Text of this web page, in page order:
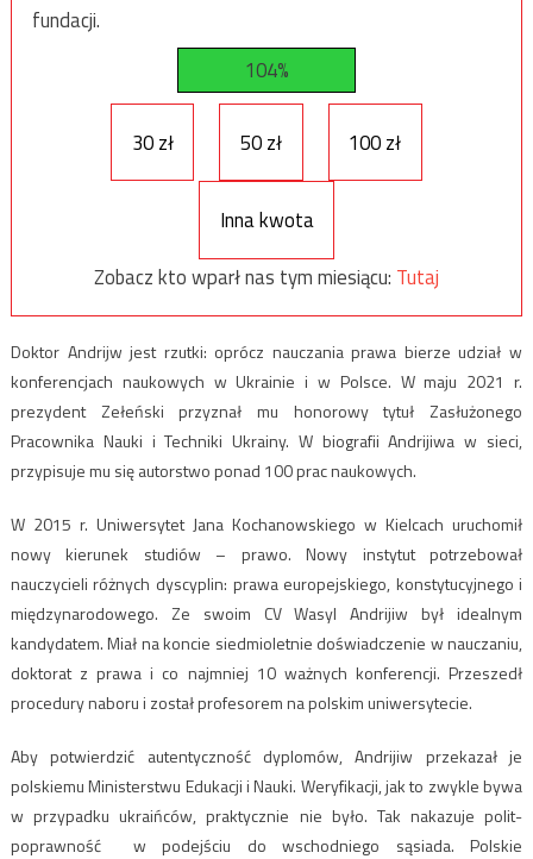
fundacji.
104%
30 zł 50 zł 100 zł
Inna kwota
Zobacz kto wparł nas tym miesiącu: Tutaj
Doktor Andrijw jest rzutki: oprócz nauczania prawa bierze udział w
konferencjach naukowych w Ukrainie i w Polsce. W maju 2021 r.
prezydent Zełeński przyznał mu honorowy tytuł Zasłużonego
Pracownika Nauki i Techniki Ukrainy. W biografii Andrijiwa w sieci,
przypisuje mu się autorstwo ponad 100 prac naukowych.
W 2015 r. Uniwersytet Jana Kochanowskiego w Kielcach uruchomił
nowy kierunek studiów – prawo. Nowy instytut potrzebował
nauczycieli różnych dyscyplin: prawa europejskiego, konstytucyjnego i
międzynarodowego. Ze swoim CV Wasyl Andrijiw był idealnym
kandydatem. Miał na koncie siedmioletnie doświadczenie w nauczaniu,
doktorat z prawa i co najmniej 10 ważnych konferencji. Przeszedł
procedury naboru i został profesorem na polskim uniwersytecie.
Aby potwierdzić autentyczność dyplomów, Andrijiw przekazał je
polskiemu Ministerstwu Edukacji i Nauki. Weryfikacji, jak to zwykle bywa
w przypadku ukraińców, praktycznie nie było. Tak nakazuje polit-
poprawność w podejściu do wschodniego sąsiada. Polskie